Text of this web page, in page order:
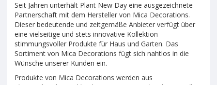
Seit Jahren unterhält Plant New Day eine ausgezeichnete
Partnerschaft mit dem Hersteller von Mica Decorations.
Dieser bedeutende und zeitgemäße Anbieter verfügt über
eine vielseitige und stets innovative Kollektion
stimmungsvoller Produkte für Haus und Garten. Das
Sortiment von Mica Decorations fügt sich nahtlos in die
Wünsche unserer Kunden ein.
Produkte von Mica Decorations werden aus